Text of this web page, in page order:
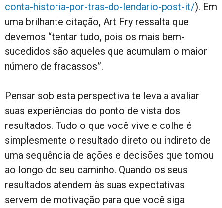
conta-historia-por-tras-do-lendario-post-it/). Em
uma brilhante citação, Art Fry ressalta que
devemos “tentar tudo, pois os mais bem-
sucedidos são aqueles que acumulam o maior
número de fracassos”.
Pensar sob esta perspectiva te leva a avaliar
suas experiências do ponto de vista dos
resultados. Tudo o que você vive e colhe é
simplesmente o resultado direto ou indireto de
uma sequência de ações e decisões que tomou
ao longo do seu caminho. Quando os seus
resultados atendem às suas expectativas
servem de motivação para que você siga